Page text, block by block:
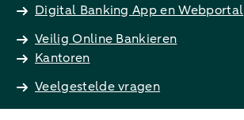
Digital Banking App en Webportal
Veilig Online Bankieren
Kantoren
Veelgestelde vragen